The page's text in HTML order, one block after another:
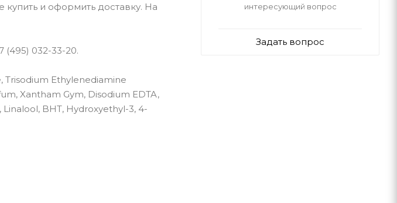
и оформить доставку. На
(495) 032-33-20.
Trisodium Ethylenediamine
Xantham Gym, Disodium EDTA,
BHT, Hydroxyethyl-3, 4-
интересующий вопрос
Задать вопрос